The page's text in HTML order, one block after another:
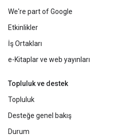
We're part of Google
Etkinlikler
İş Ortakları
e-Kitaplar ve web yayınları
Topluluk ve destek
Topluluk
Desteğe genel bakış
Durum